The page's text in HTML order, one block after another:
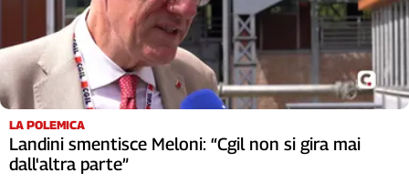
Lombardia
Marche
Piemonte
Puglia
Sardegna
Sicilia
Toscana
LA POLEMICA
Landini smentisce Meloni: “Cgil non si gira mai
dall'altra parte”